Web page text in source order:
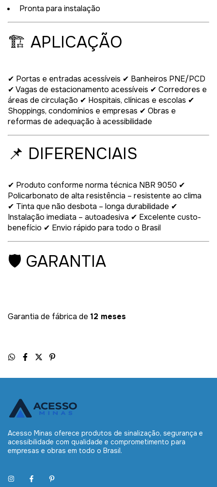
Pronta para instalação
🏗️ APLICAÇÃO
✔ Portas e entradas acessíveis ✔ Banheiros PNE/PCD
✔ Vagas de estacionamento acessíveis ✔ Corredores e
áreas de circulação ✔ Hospitais, clínicas e escolas ✔
Shoppings, condomínios e empresas ✔ Obras e
reformas de adequação à acessibilidade
📌 DIFERENCIAIS
✔ Produto conforme norma técnica NBR 9050 ✔
Policarbonato de alta resistência – resistente ao clima
✔ Tinta que não desbota – longa durabilidade ✔
Instalação imediata – autoadesiva ✔ Excelente custo-
benefício ✔ Envio rápido para todo o Brasil
🛡️ GARANTIA
Garantia de fábrica de 12 meses
Acesso Minas oferece produtos de sinalização, segurança e
acessibilidade com qualidade e comprometimento para
empresas e obras em todo o Brasil.